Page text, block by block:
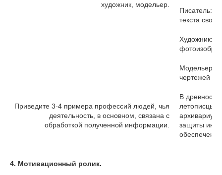
художник, модельер.
Писатель:
текста
Художник:
Модельер:
чертежей
Приведите 3-4 примера профессий людей, чья
деятельность, в основном, связана с
обработкой полученной информации.
В
летописцы.
защиты
4. Мотивационный ролик.